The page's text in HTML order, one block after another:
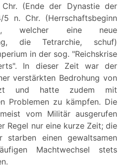
(Ende der Dynastie der
n. Chr. (Herrschaftsbeginn
welcher eine neue
die Tetrarchie, schuf)
in der sog. "Reichskrise
In dieser Zeit war der
verstärkten Bedrohung von
und hatte zudem mit
Problemen zu kämpfen. Die
vom Militär ausgerufen
Regel nur eine kurze Zeit; die
starben einen gewaltsamen
Machtwechsel stets